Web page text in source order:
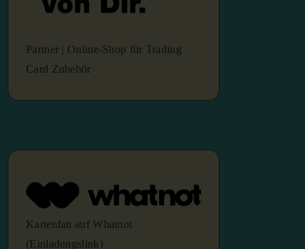
Partner | Online-Shop für Trading
Card Zubehör
Kartenfan auf Whatnot
(Einladungslink)